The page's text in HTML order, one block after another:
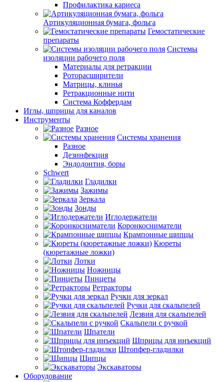
Профилактика кариеса
Артикуляционная бумага, фольга
Гемостатические
препараты
Системы
изоляции рабочего поля
Материалы для ретракции
Роторасширители
Матрицы, клинья
Ретракционные нити
Система Коффердам
Иглы, шприцы для каналов
Инструменты
Разное
Системы хранения
Разное
Дезинфекция
Эндодонтия, боры
Schwert
Гладилки
Зажимы
Зеркала
Зонды
Иглодержатели
Коронкосниматели
Крампонные щипцы
Кюреты
(кюретажные ложки)
Лотки
Ножницы
Пинцеты
Ретракторы
Ручки для зеркал
Ручки для скальпелей
Лезвия для скальпелей
Скальпели с ручкой
Шпатели
Шприцы для инъекций
Штопфер-гладилки
Щипцы
Экскаваторы
Оборудование